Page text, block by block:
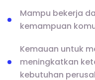
Mampu bekerja
kemampuan
Kemauan untuk
meningkatkan
kebutuhan